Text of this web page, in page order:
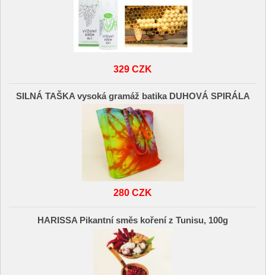
329 CZK
SILNÁ TAŠKA vysoká gramáž batika DUHOVÁ SPIRÁLA
280 CZK
HARISSA Pikantní směs koření z Tunisu, 100g